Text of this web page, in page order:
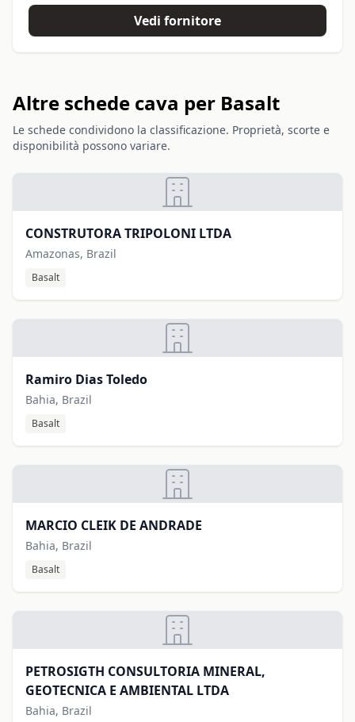
Vedi fornitore
Altre schede cava per Basalt
Le schede condividono la classificazione. Proprietà, scorte e
disponibilità possono variare.
CONSTRUTORA TRIPOLONI LTDA
Amazonas, Brazil
Basalt
Ramiro Dias Toledo
Bahia, Brazil
Basalt
MARCIO CLEIK DE ANDRADE
Bahia, Brazil
Basalt
PETROSIGTH CONSULTORIA MINERAL,
GEOTECNICA E AMBIENTAL LTDA
Bahia, Brazil